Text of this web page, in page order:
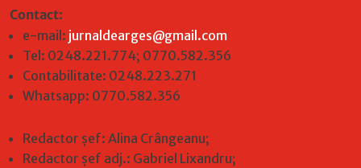
Contact:
e-mail: jurnaldearges@gmail.com
Tel: 0248.221.774; 0770.582.356
Contabilitate: 0248.223.271
Whatsapp: 0770.582.356
Redactor șef: Alina Crângeanu;
Redactor șef adj.: Gabriel Lixandru;